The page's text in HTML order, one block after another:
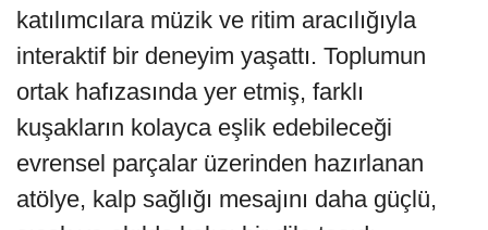
katılımcılara müzik ve ritim aracılığıyla
interaktif bir deneyim yaşattı. Toplumun
ortak hafızasında yer etmiş, farklı
kuşakların kolayca eşlik edebileceği
evrensel parçalar üzerinden hazırlanan
atölye, kalp sağlığı mesajını daha güçlü,